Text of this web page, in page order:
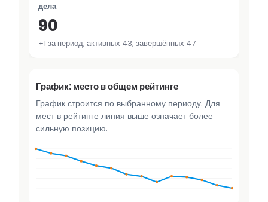
дела
90
+1 за период; активных 43, завершённых 47
График: место в общем рейтинге
График строится по выбранному периоду. Для
мест в рейтинге линия выше означает более
сильную позицию.